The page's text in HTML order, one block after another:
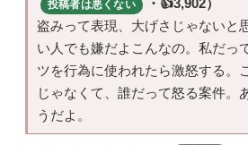
投稿者は悪くない
・👍3,902）
盗みって表現、大げさじゃないと
い人でも嫌だよこんなの。私だっ
ツを行為に使われたら激怒する。
じゃなくて、誰だって怒る案件。
うだよ。